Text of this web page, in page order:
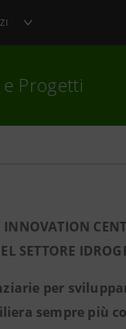
e Progetti
SETTORE
per
sempre più